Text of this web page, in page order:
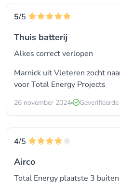
5/5
Thuis batterij
Alkes correct verlopen
Marnick uit Vleteren zocht
voorTotal Energy Projects
26 november 2024
4/5
Airco
Total Energy plaatste 3